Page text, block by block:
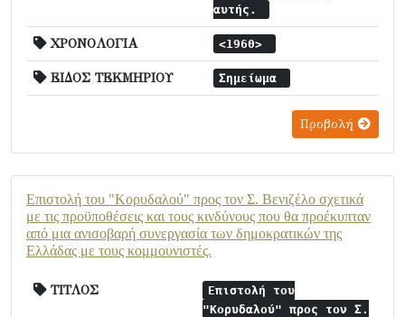
αυτής.
ΧΡΟΝΟΛΟΓΙΑ <1960>
ΕΙΔΟΣ ΤΕΚΜΗΡΙΟΥ Σημείωμα
Προβολή
Επιστολή του "Κορυδαλού" προς τον Σ. Βενιζέλο σχετικά
με τις προϋποθέσεις και τους κινδύνους που θα προέκυπταν
από μια ανισοβαρή συνεργασία των δημοκρατικών της
Ελλάδας με τους κομμουνιστές.
ΤΙΤΛΟΣ
Επιστολή του
"Κορυδαλού" προς τον Σ.